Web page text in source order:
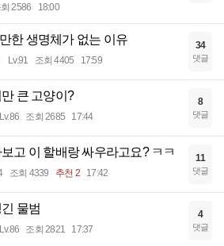
2586 18:00
한 생명체가 없는 이유
Lv.91 조회 4405 17:59
34
댓글
큰 고양이?
Lv.86 조회 2685 17:44
8
댓글
고 이 할배랑 싸우라고요? ㅋㅋ
조회 4339 추천 2 17:42
11
댓글
물범
Lv.86 조회 2821 17:37
4
댓글